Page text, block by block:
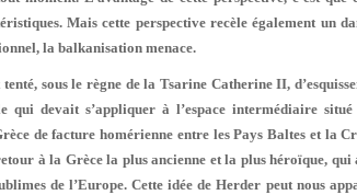
Mais cette perspective recèle également un
la balkanisation menace.
sous le règne de la Tsarine Catherine II,
devait s’appliquer à l’espace intermédiaire
de facture homérienne entre les Pays Baltes et la
à la Grèce la plus ancienne et la plus hé­roïque, qui
de l’Europe. Cette idée de Herder peut nous